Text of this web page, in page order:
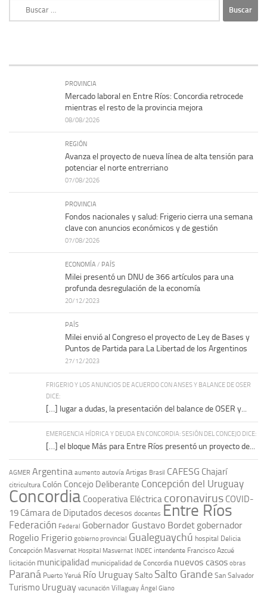
PROVINCIA
Mercado laboral en Entre Ríos: Concordia retrocede
mientras el resto de la provincia mejora
08/08/2026
REGIÓN
Avanza el proyecto de nueva línea de alta tensión para
potenciar el norte entrerriano
07/08/2026
PROVINCIA
Fondos nacionales y salud: Frigerio cierra una semana
clave con anuncios económicos y de gestión
07/08/2026
ECONOMÍA / PAÍS
Milei presentó un DNU de 366 artículos para una
profunda desregulación de la economía
20/12/2023
PAÍS
Milei envió al Congreso el proyecto de Ley de Bases y
Puntos de Partida para La Libertad de los Argentinos
27/12/2023
FRIGERIO Y LOS ANUNCIOS DE ACUERDO CON ANSES Y BALANCE DE OSER
DICE:
[…] lugar a dudas, la presentación del balance de OSER y...
EMERGENCIA HÍDRICA Y DEUDA EN CONCORDIA: SESIÓN DEL CONCEJO DICE:
[…] el bloque Más para Entre Ríos presentó un proyecto de...
AGMER Argentina aumento autovía Artigas Brasil CAFESG Chajarí
citricultura Colón Concejo Deliberante Concepción del Uruguay
Concordia Cooperativa Eléctrica coronavirus COVID-
19 Cámara de Diputadosdecesos docentes Entre Ríos
Federación Federal Gobernador Gustavo Bordet gobernador
Rogelio Frigerio gobierno provincial Gualeguaychú hospital Delicia
Concepción Masvernat Hospital Masvernat INDEC intendente Francisco Azcué
licitación municipalidad municipalidad de Concordia nuevos casos obras
Paraná Puerto Yeruá Río UruguaySalto Salto Grande San Salvador
Turismo Uruguay vacunación Villaguay Ángel Giano